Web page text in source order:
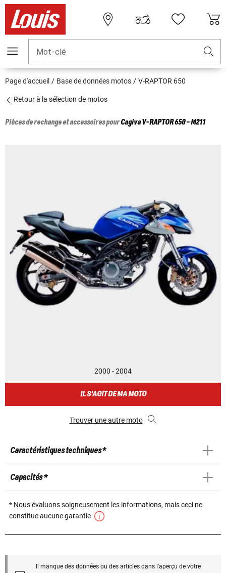
Mot-clé
Page d'accueil Base de données motos V-RAPTOR 650
Retour à la sélection de motos
Pièces de rechange et accessoires pourCagivaV-RAPTOR 650 - M211
2000 - 2004
IL S'AGIT DE MA MOTO
Trouver une autre moto
Caractéristiques techniques *
Capacités *
* Nous évaluons soigneusement les informations, mais ceci ne
constitue aucune garantie
Il manque des données ou des articles dans l'aperçu de votre